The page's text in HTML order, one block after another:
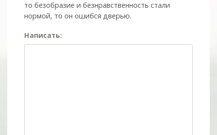
то безобразие и безнравственность стали
нормой, то он ошибся дверью.
Написать: